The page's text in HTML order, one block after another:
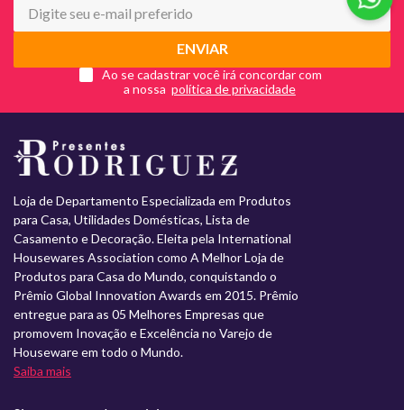
ENVIAR
Ao se cadastrar você irá concordar com
a nossa
Loja de Departamento Especializada em Produtos
para Casa, Utilidades Domésticas, Lista de
Casamento e Decoração. Eleita pela International
Housewares Association como A Melhor Loja de
Produtos para Casa do Mundo, conquistando o
Prêmio Global Innovation Awards em 2015. Prêmio
entregue para as 05 Melhores Empresas que
promovem Inovação e Excelência no Varejo de
Houseware em todo o Mundo.
Saiba mais